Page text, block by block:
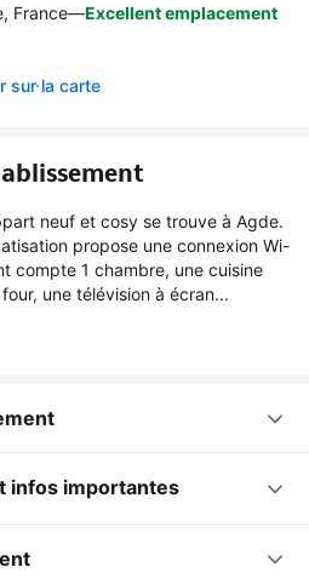
France—Excellent emplacement
sur la carte
neuf et cosy se trouve à Agde.
propose une connexion Wi-
compte 1 chambre, une cuisine
une télévision à écran...
infos importantes